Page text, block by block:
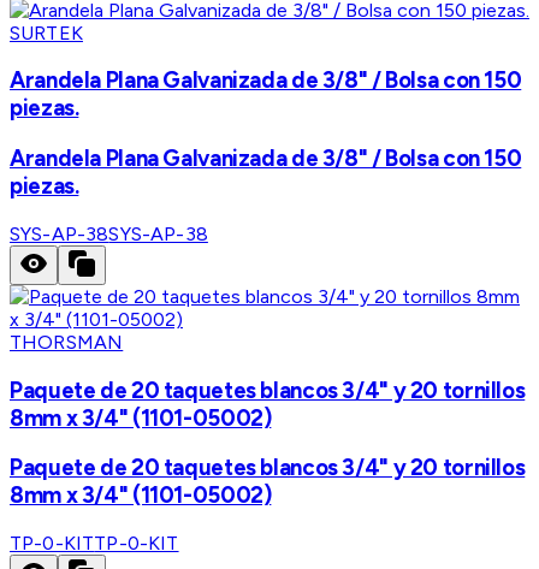
SURTEK
Arandela Plana Galvanizada de 3/8" / Bolsa con 150
piezas.
Arandela Plana Galvanizada de 3/8" / Bolsa con 150
piezas.
SYS-AP-38SYS-AP-38
THORSMAN
Paquete de 20 taquetes blancos 3/4" y 20 tornillos
8mm x 3/4" (1101-05002)
Paquete de 20 taquetes blancos 3/4" y 20 tornillos
8mm x 3/4" (1101-05002)
TP-0-KITTP-0-KIT